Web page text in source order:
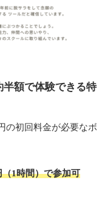
半額で体験できる特
の初回料金が必要なボ
1時間）で参加可